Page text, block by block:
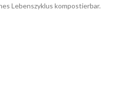
Lebenszyklus kompostierbar.